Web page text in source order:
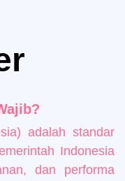
adalah standar
Indonesia
dan performa